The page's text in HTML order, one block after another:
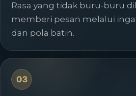
Rasa yang tidak buru-buru
memberi pesan melalui
dan pola batin.
03